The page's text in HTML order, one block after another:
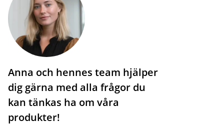
Anna och hennes team hjälper
dig gärna med alla frågor du
kan tänkas ha om våra
produkter!